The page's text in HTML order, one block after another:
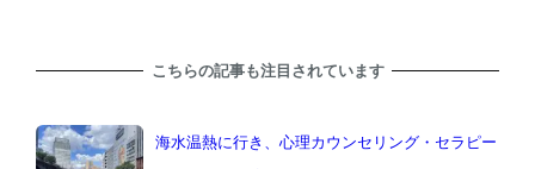
こちらの記事も注目されています
海水温熱に行き、心理カウンセリング・セラピー